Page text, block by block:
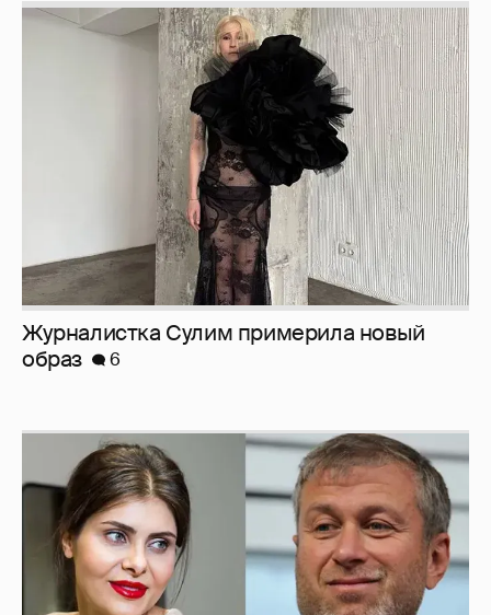
Журналистка Сулим примерила новый
И снова невеста 357